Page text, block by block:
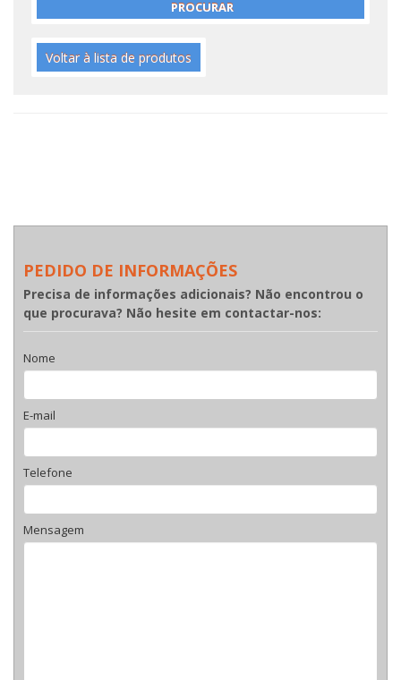
Voltar à lista de produtos
PEDIDO DE INFORMAÇÕES
Precisa de informações adicionais? Não encontrou o
que procurava? Não hesite em contactar-nos:
Nome
E-mail
Telefone
Mensagem